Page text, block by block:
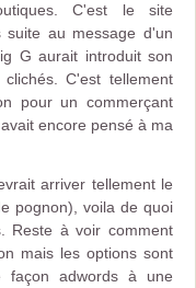
C'est le site
suite au message d'un
G aurait introduit son
C'est tellement
pour un commerçant
encore pensé à ma
arriver tellement le
pognon), voila de quoi
Reste à voir comment
mais les options sont
façon adwords à une